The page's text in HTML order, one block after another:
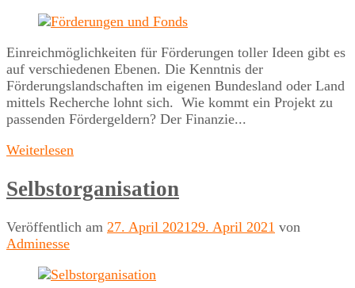
Einreichmöglichkeiten für Förderungen toller Ideen gibt es
auf verschiedenen Ebenen. Die Kenntnis der
Förderungslandschaften im eigenen Bundesland oder Land
mittels Recherche lohnt sich. Wie kommt ein Projekt zu
passenden Fördergeldern? Der Finanzie...
Weiterlesen
Selbstorganisation
Veröffentlich am 27. April 2021 29. April 2021 von
Adminesse